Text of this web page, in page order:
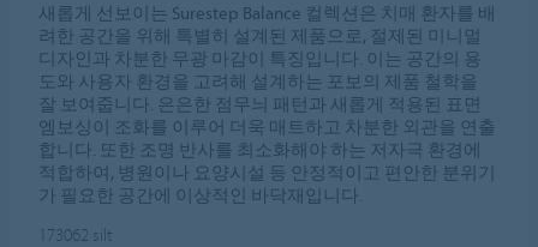
새롭게 선보이는 Surestep Balance 컬렉션은 치매 환자를 배
려한 공간을 위해 특별히 설계된 제품으로, 절제된 미니멀
디자인과 차분한 무광 마감이 특징입니다. 이는 공간의 용
도와 사용자 환경을 고려해 설계하는 포보의 제품 철학을
잘 보여줍니다. 은은한 점무늬 패턴과 새롭게 적용된 표면
엠보싱이 조화를 이루어 더욱 매트하고 차분한 외관을 연출
합니다. 또한 조명 반사를 최소화해야 하는 저자극 환경에
적합하여, 병원이나 요양시설 등 안정적이고 편안한 분위기
가 필요한 공간에 이상적인 바닥재입니다.
173062 silt